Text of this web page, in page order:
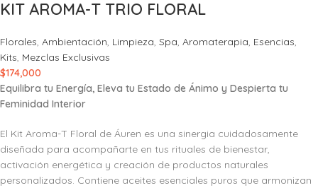
KIT AROMA-T TRIO FLORAL
Florales, Ambientación, Limpieza, Spa, Aromaterapia, Esencias,
Kits, Mezclas Exclusivas
$174,000
Equilibra tu Energía, Eleva tu Estado de Ánimo y Despierta tu
Feminidad Interior
El Kit Aroma-T Floral de Áuren es una sinergia cuidadosamente
diseñada para acompañarte en tus rituales de bienestar,
activación energética y creación de productos naturales
personalizados. Contiene aceites esenciales puros que armonizan